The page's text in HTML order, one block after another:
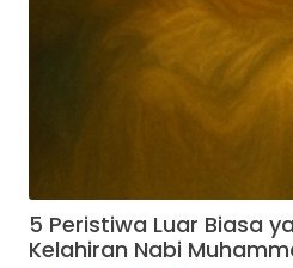
5 Peristiwa Luar Biasa
Kelahiran Nabi